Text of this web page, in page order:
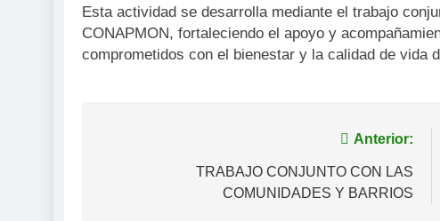
Esta actividad se desarrolla mediante el trabajo
CONAPMON, fortaleciendo el apoyo y
comprometidos con el bienestar y la calidad de vida
Anterior:
TRABAJO CONJUNTO CON LAS
COMUNIDADES Y BARRIOS